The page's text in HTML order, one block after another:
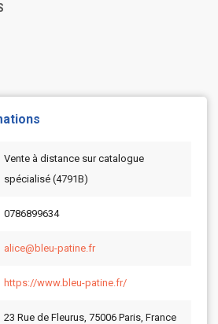
Vente à distance sur catalogue
spécialisé (4791B)
0786899634
alice@bleu-patine.fr
https://www.bleu-patine.fr/
23 Rue de Fleurus, 75006 Paris, France